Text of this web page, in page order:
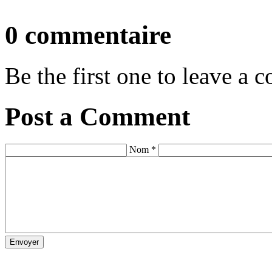
0 commentaire
Be the first one to leave a
Post a Comment
Nom *